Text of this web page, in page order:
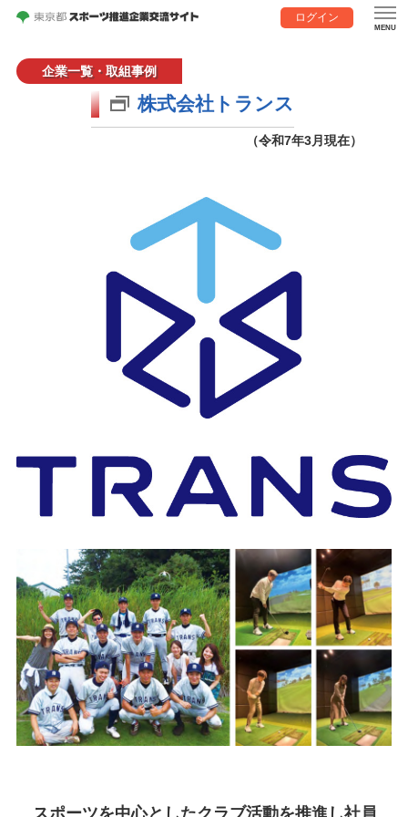
ログイン
企業一覧・取組事例
株式会社トランス
（令和7年3月現在）
スポーツを中心としたクラブ活動を推進し社員